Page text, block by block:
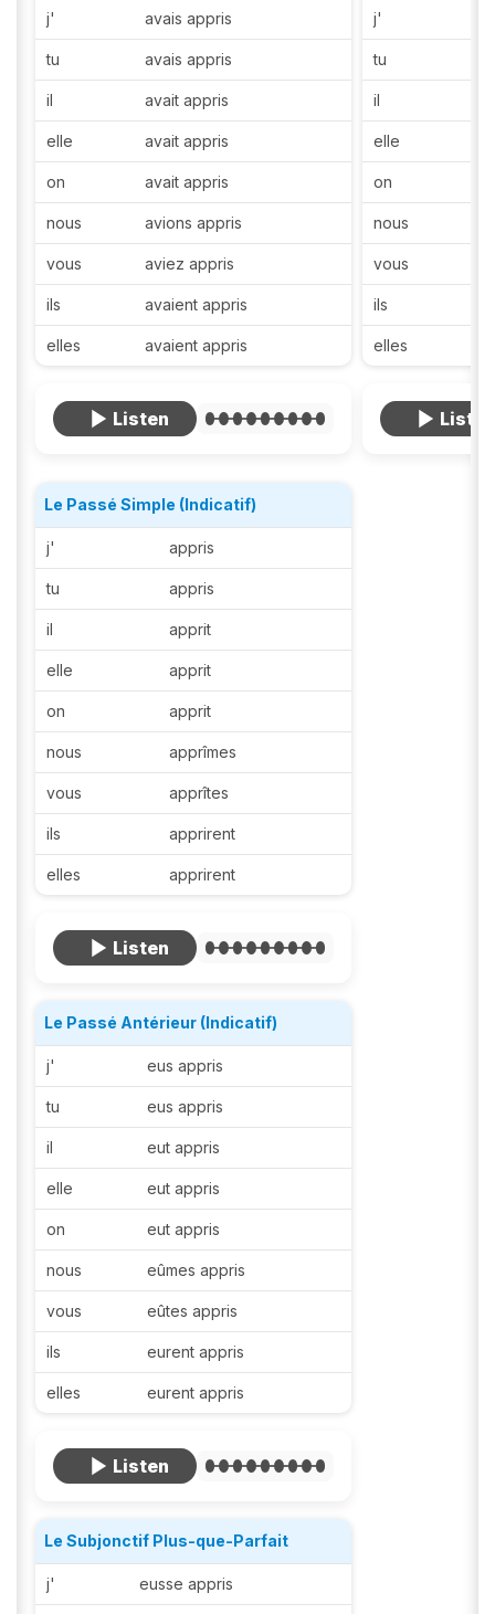
j' avais appris
tu avais appris
il avait appris
elle avait appris
on avait appris
nous avions appris
vous aviez appris
ils avaient appris
elles avaient appris
j'
tu
il
elle
on
nous
vous
ils
elles
Le Passé Simple (Indicatif)
j' appris
tu appris
il apprit
elle apprit
on apprit
nous apprîmes
vous apprîtes
ils apprirent
elles apprirent
Le Passé Antérieur (Indicatif)
j' eus appris
tu eus appris
il eut appris
elle eut appris
on eut appris
nous eûmes appris
vous eûtes appris
ils eurent appris
elles eurent appris
Le Subjonctif Plus-que-Parfait
j' eusse appris